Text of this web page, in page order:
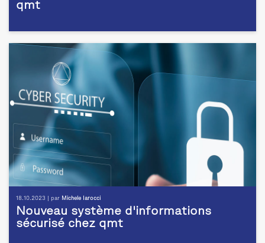
qmt
18.10.2023 | par Michele Iarocci
Nouveau système d'informations
sécurisé chez qmt